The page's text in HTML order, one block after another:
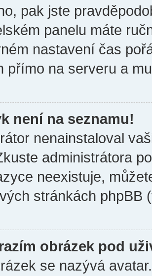
pak jste
panelu máte
nastavení čas
přímo na serveru a
není na seznamu!
nenainstaloval
administrátora
neexistuje,
stránkách phpBB
obrázek pod
se nazývá